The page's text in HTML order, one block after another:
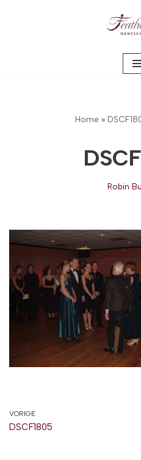
Home »
Robin
VORIGE
DSCF1805